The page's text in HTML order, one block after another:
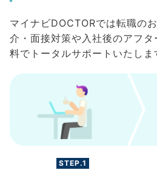
マイナビDOCTORでは転職の
介・面接対策や入社後のアフ
料でトータルサポートいたしま
STEP.1